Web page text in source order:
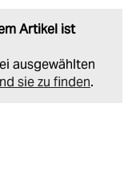
Artikel ist
ausgewählten
sie zu finden.